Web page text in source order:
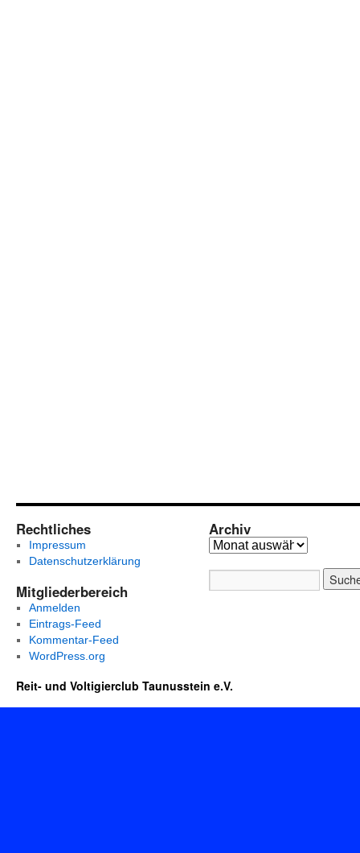
Rechtliches
Impressum
Datenschutzerklärung
Mitgliederbereich
Anmelden
Eintrags-Feed
Kommentar-Feed
WordPress.org
Archiv
Reit- und Voltigierclub Taunusstein e.V.